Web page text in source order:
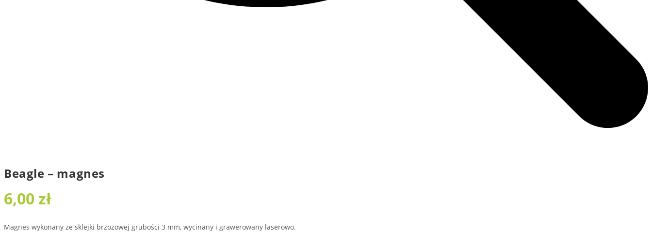
Beagle – magnes
6,00 zł
Magnes wykonany ze sklejki brzozowej grubości 3 mm, wycinany i grawerowany laserowo.